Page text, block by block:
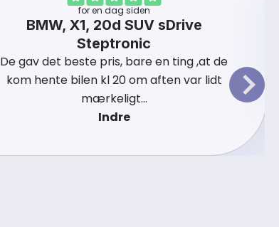
for en dag siden
BMW, X1, 20d SUV sDrive
Steptronic
De gav det beste pris, bare en ting ,at de
kom hente bilen kl 20 om aften var lidt
mærkeligt…
Indre